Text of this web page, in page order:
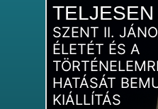
TELJESEN
SZENT II.
ÉLETÉT ÉS A
HATÁSÁT
KIÁLLÍTÁS